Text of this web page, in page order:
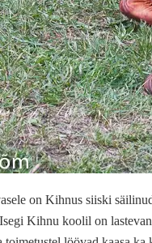
on Kihnus siiski
Kihnu koolil on